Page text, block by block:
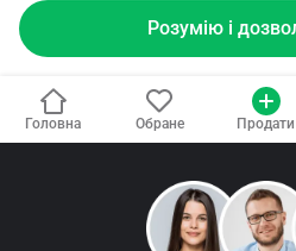
Розумію і
Головна Обране Продати